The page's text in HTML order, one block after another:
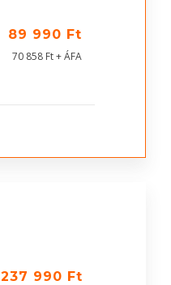
89 990 Ft
70 858 Ft + ÁFA
237 990 Ft